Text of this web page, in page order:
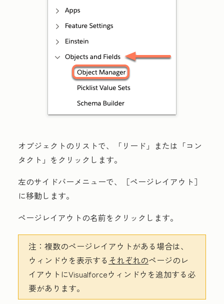
オブジェクトのリストで、「 リード 」または「コン
タクト 」をクリックします。
左のサイドバーメニューで、
［ページレイアウト］
に移動します。
ページレイアウトの名前をクリックします。
注： 複数のページレイアウトがある場合は、
ウィンドウを表示する それぞれのページのレ
イアウトにVisualforceウィンドウを追加する必
要があります。